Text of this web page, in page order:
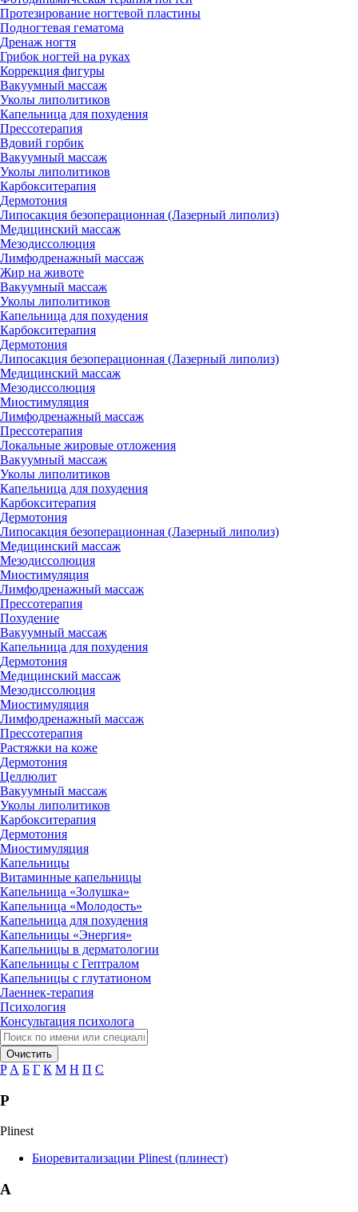
Протезирование ногтевой пластины
Подногтевая гематома
Дренаж ногтя
Грибок ногтей на руках
Коррекция фигуры
Вакуумный массаж
Уколы липолитиков
Капельница для похудения
Прессотерапия
Вдовий горбик
Вакуумный массаж
Уколы липолитиков
Карбокситерапия
Дермотония
Липосакция безоперационная (Лазерный липолиз)
Медицинский массаж
Мезодиссолюция
Лимфодренажный массаж
Жир на животе
Вакуумный массаж
Уколы липолитиков
Капельница для похудения
Карбокситерапия
Дермотония
Липосакция безоперационная (Лазерный липолиз)
Медицинский массаж
Мезодиссолюция
Миостимуляция
Лимфодренажный массаж
Прессотерапия
Локальные жировые отложения
Вакуумный массаж
Уколы липолитиков
Капельница для похудения
Карбокситерапия
Дермотония
Липосакция безоперационная (Лазерный липолиз)
Медицинский массаж
Мезодиссолюция
Миостимуляция
Лимфодренажный массаж
Прессотерапия
Похудение
Вакуумный массаж
Капельница для похудения
Дермотония
Медицинский массаж
Мезодиссолюция
Миостимуляция
Лимфодренажный массаж
Прессотерапия
Растяжки на коже
Дермотония
Целлюлит
Вакуумный массаж
Уколы липолитиков
Карбокситерапия
Дермотония
Миостимуляция
Капельницы
Витаминные капельницы
Капельница «Золушка»
Капельница «Молодость»
Капельница для похудения
Капельницы «Энергия»
Капельницы в дерматологии
Капельницы с Гептралом
Капельницы с глутатионом
Лаеннек-терапия
Психология
Консультация психолога
Очистить
P А Б Г К М Н П С
P
Plinest
Биоревитализации Plinest (плинест)
А